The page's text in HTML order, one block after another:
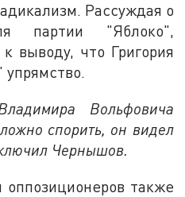
Рассуждая о
партии "Яблоко",
выводу, что Григория
упрямство.
Вольфовича
спорить, он видел
Чернышов.
также